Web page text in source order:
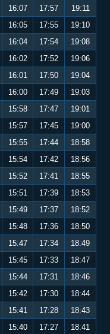
16:07 17:57
19:11
16:05 17:55
19:10
16:04 17:54
19:08
16:02 17:52
19:06
16:01 17:50
19:04
16:00 17:49
19:03
15:58 17:47
19:01
15:57 17:45
19:00
15:55 17:44
18:58
15:54 17:42
18:56
15:52 17:41
18:55
15:51 17:39
18:53
15:49 17:37
18:52
15:48 17:36
18:50
15:47 17:34
18:49
15:45 17:33
18:47
15:44 17:31
18:46
15:42 17:30
18:44
15:41 17:28
18:43
15:40 17:27
18:41